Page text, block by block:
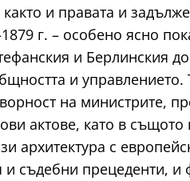
и правата и
г. – особено ясно
и Берлинския
и управлението.
на министрите,
актове, като в
с
съдебни прецеденти,